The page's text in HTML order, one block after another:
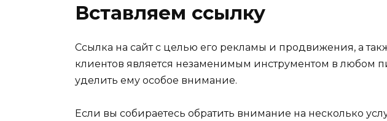
Вставляем ссылку
Ссылка на сайт с целью его рекламы и продвижения, а
клиентов является незаменимым инструментом в любом
уделить ему особое внимание.
Если вы собираетесь обратить внимание на несколько